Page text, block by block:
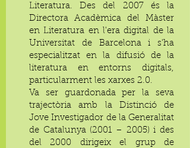
Literatura. Des del 2007 és la
Directora Acadèmica del Màster
en Literatura en l'era digital de la
Universitat de Barcelona i s'ha
especialitzat en la difusió de la
literatura en entorns digitals,
particularment les xarxes 2.0.
Va ser guardonada per la seva
trajectòria amb la Distinció de
Jove Investigador de la Generalitat
de Catalunya (2001 – 2005) i des
del 2000 dirigeix el grup de